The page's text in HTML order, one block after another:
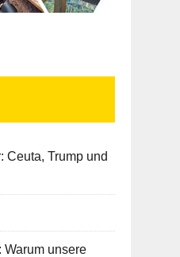
Ceuta, Trump und
Warum unsere